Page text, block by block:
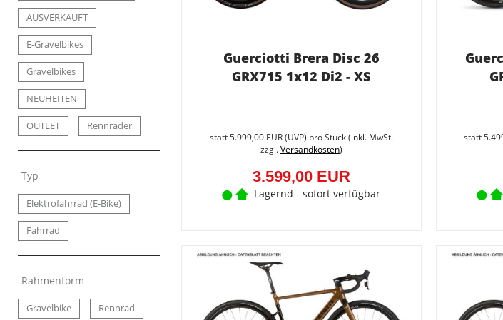
AUSVERKAUFT
E-Gravelbikes
Gravelbikes
NEUHEITEN
OUTLET Rennräder
Typ
Elektrofahrrad (E-Bike)
Fahrrad
Rahmenform
Gravelbike Rennrad
Guerciotti Brera Disc 26
GRX715 1x12 Di2 - XS
statt5.999,00 EUR(UVP) pro Stück (inkl. MwSt.
zzgl.Versandkosten)
3.599,00 EUR
Lagernd - sofort verfügbar
statt